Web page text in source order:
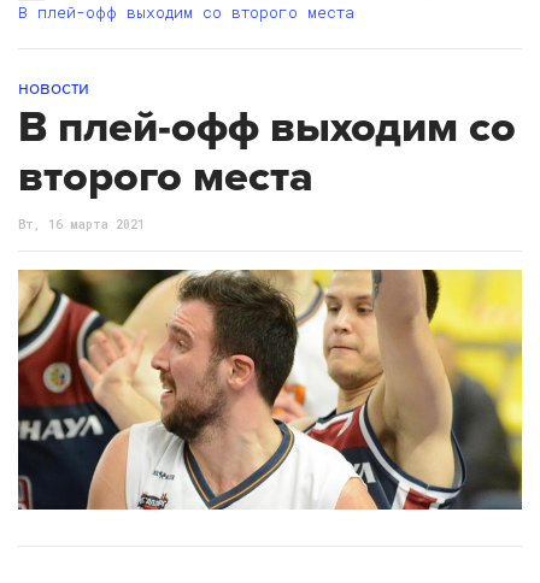
В плей-офф выходим со второго места
новости
В плей-офф выходим со
второго места
Вт, 16 марта 2021